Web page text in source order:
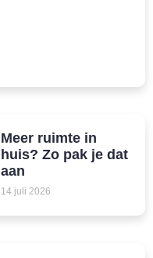
Meer ruimte in
huis? Zo pak je dat
aan
14 juli 2026